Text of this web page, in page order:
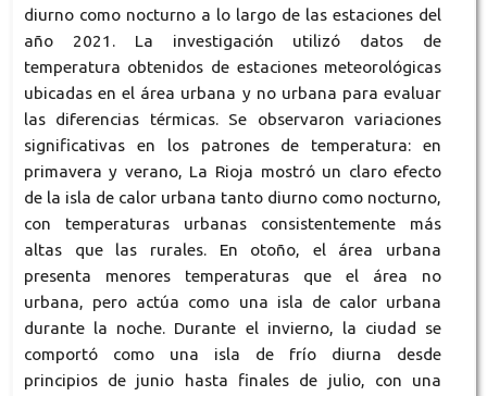
diurno como nocturno a lo largo de las estaciones del
año 2021. La investigación utilizó datos de
temperatura obtenidos de estaciones meteorológicas
ubicadas en el área urbana y no urbana para evaluar
las diferencias térmicas. Se observaron variaciones
significativas en los patrones de temperatura: en
primavera y verano, La Rioja mostró un claro efecto
de la isla de calor urbana tanto diurno como nocturno,
con temperaturas urbanas consistentemente más
altas que las rurales. En otoño, el área urbana
presenta menores temperaturas que el área no
urbana, pero actúa como una isla de calor urbana
durante la noche. Durante el invierno, la ciudad se
comportó como una isla de frío diurna desde
principios de junio hasta finales de julio, con una